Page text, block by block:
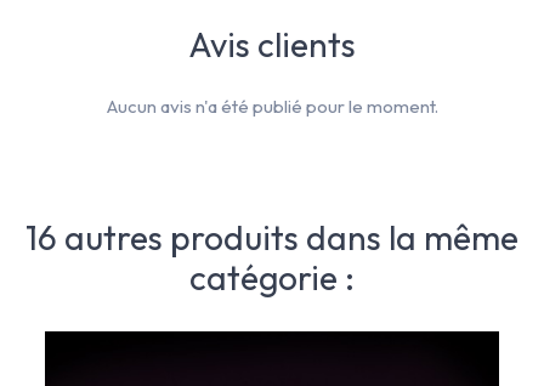
Avis clients
Aucun avis n'a été publié pour le moment.
16 autres produits dans la même
catégorie :